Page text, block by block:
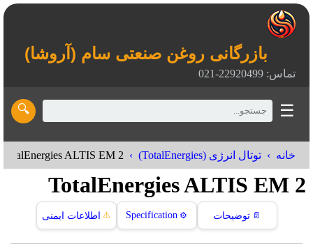
بازرگانی روغن صنعتی سام (آروشا)
تماس: 22920499-021
☰
🔍
خانه توتال انرژی (TotalEnergies) TotalEnergies ALTIS EM 2
TotalEnergies ALTIS EM 2
📄 توضیحات ⚙️
Specification
⚠️ اطلاعات ایمنی